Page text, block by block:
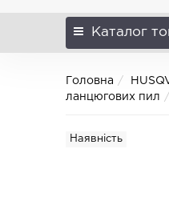
Каталог
Головна
ланцюгових пил
Наявність